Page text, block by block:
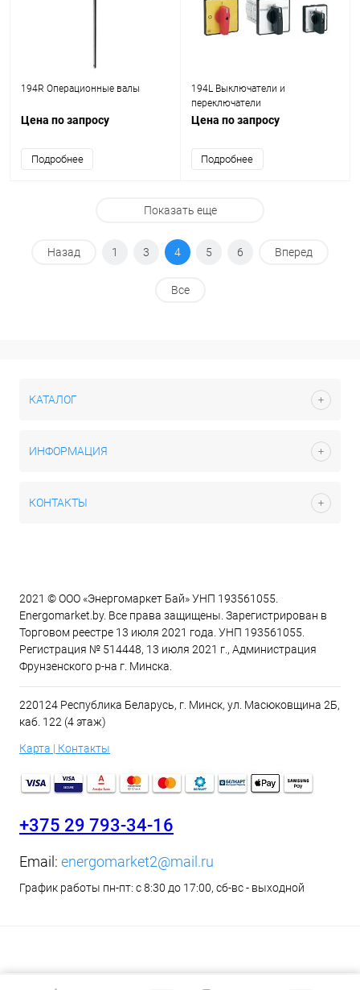
194R Операционные валы
Цена по запросу
Подробнее
194L Выключатели и
переключатели
Цена по запросу
Подробнее
Показать еще
Назад 1 3 4 5 6 Вперед
Все
КАТАЛОГ
ИНФОРМАЦИЯ
КОНТАКТЫ
2021 © ООО «Энергомаркет Бай» УНП 193561055.
Energomarket.by. Все права защищены. Зарегистрирован в
Торговом реестре 13 июля 2021 года. УНП 193561055.
Регистрация № 514448, 13 июля 2021 г., Администрация
Фрунзенского р-на г. Минска.
220124 Республика Беларусь, г. Минск, ул. Масюковщина 2Б,
каб. 122 (4 этаж)
Карта | Контакты
+375 29 793-34-16
Email: energomarket2@mail.ru
График работы пн-пт: с 8:30 до 17:00, сб-вс - выходной